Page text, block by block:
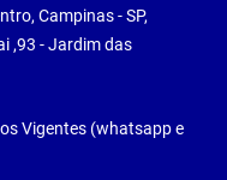
Campinas - SP,
,93 - Jardim das
Vigentes (whatsapp e